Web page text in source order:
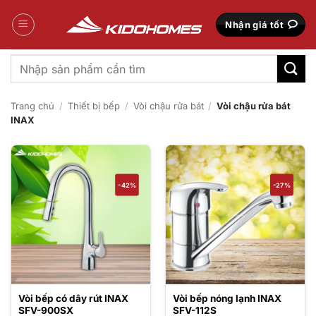
qua
Nhận giá tốt
Tìm
kiếm:
Trang chủ / Thiết bị bếp / Vòi chậu rửa bát / Vòi chậu rửa bát
INAX
-42%
Vòi bếp có dây rút INAX
SFV-900SX
-27%
Vòi bếp nóng lạnh INAX
SFV-112S